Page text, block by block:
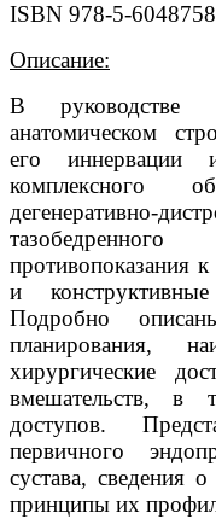
ISBN 978-5-
Описание:
В руководстве
анатомическом
его иннервации
комплексного
дегенеративно-
противопоказания
и
Подробно
планирования,
хирургические
вмешательств, в
доступов.
первичного
сустава, сведения
принципы их